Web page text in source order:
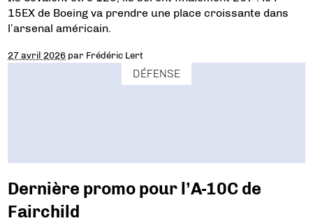
15EX de Boeing va prendre une place croissante dans
l’arsenal américain.
27 avril 2026 par Frédéric Lert
DÉFENSE
Dernière promo pour l’A-10C de
Fairchild